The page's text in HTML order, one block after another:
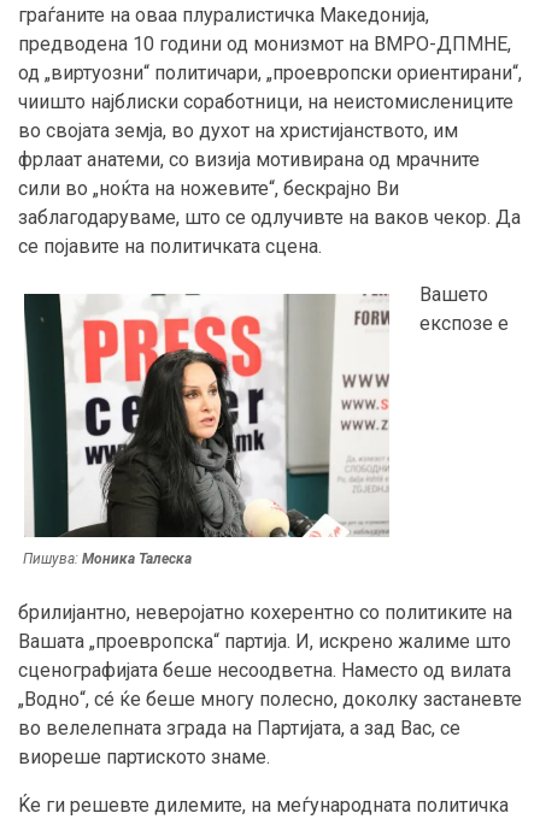
граѓаните на оваа плуралистичка Македонија,
предводена 10 години од монизмот на ВМРО-ДПМНЕ,
од „виртуозни“ политичари, „проевропски ориентирани“,
чиишто најблиски соработници, на неистомислениците
во својата земја, во духот на христијанството, им
фрлаат анатеми, со визија мотивирана од мрачните
сили во „ноќта на ножевите“, бескрајно Ви
заблагодаруваме, што се одлучивте на ваков чекор. Да
се појавите на политичката сцена.
Пишува: Моника Талеска
Вашето
експозе е
брилијантно, неверојатно кохерентно со политиките на
Вашата „проевропска“ партија. И, искрено жалиме што
сценографијата беше несоодветна. Наместо од вилата
„Водно“, сé ќе беше многу полесно, доколку застаневте
во велелепната зграда на Партијата, а зад Вас, се
виореше партиското знаме.
Ќе ги решевте дилемите, на меѓународната политичка